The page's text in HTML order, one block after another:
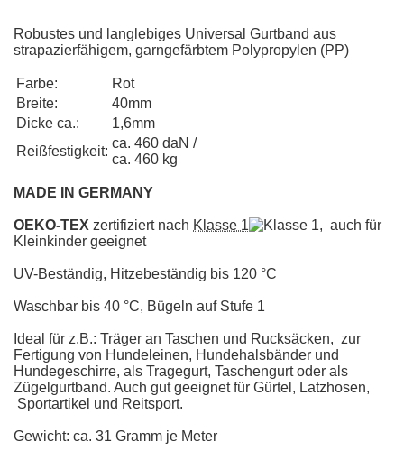
Robustes und langlebiges Universal Gurtband aus
strapazierfähigem, garngefärbtem Polypropylen (PP)
Farbe:
Rot
Breite:
40mm
Dicke ca.:
1,6mm
Reißfestigkeit:
ca. 460 daN /
ca. 460 kg
MADE IN GERMANY
OEKO-TEX zertifiziert nach Klasse 1
, auch für
Kleinkinder geeignet
UV-Beständig, Hitzebeständig bis 120 °C
Waschbar bis 40 °C, Bügeln auf Stufe 1
Ideal für z.B.: Träger an Taschen und Rucksäcken, zur
Fertigung von Hundeleinen, Hundehalsbänder und
Hundegeschirre, als Tragegurt, Taschengurt oder als
Zügelgurtband. Auch gut geeignet für Gürtel, Latzhosen,
Sportartikel und Reitsport.
Gewicht: ca. 31 Gramm je Meter